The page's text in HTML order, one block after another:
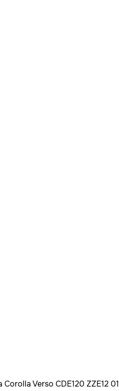
Corolla Verso CDE120 ZZE12 01